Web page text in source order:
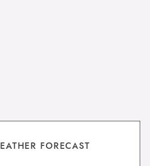
FORECAST